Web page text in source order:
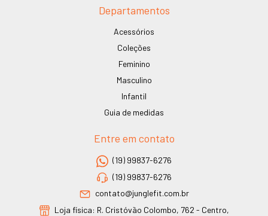
Departamentos
Acessórios
Coleções
Feminino
Masculino
Infantil
Guia de medidas
Entre em contato
(19) 99837-6276
(19) 99837-6276
contato@junglefit.com.br
Loja física: R. Cristóvão Colombo, 762 - Centro,